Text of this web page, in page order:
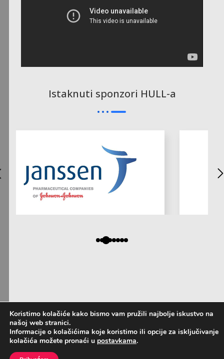
Istaknuti sponzori HULL-a
Koristimo kolačiće kako bismo vam pružili najbolje iskustvo na
našoj web stranici.
Informacije o kolačićima koje koristimo ili opcije za isključivanje
kolačića možete pronaći u postavkama.